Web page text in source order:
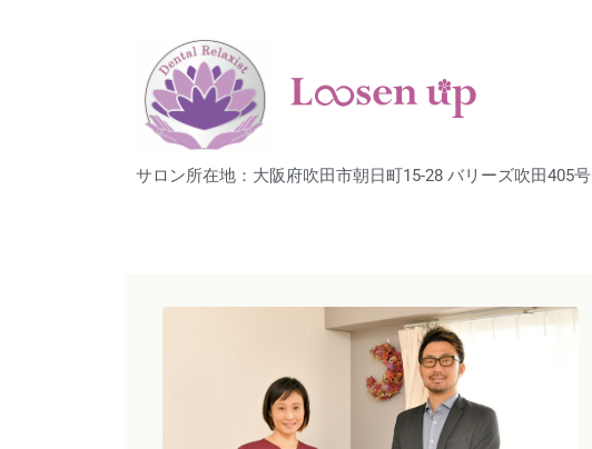
サロン所在地：大阪府吹田市朝日町15-28 バリーズ吹田405号